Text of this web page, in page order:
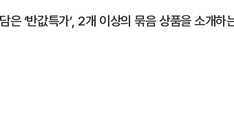
‘반값특가’, 2개 이상의 묶음 상품을 소개하